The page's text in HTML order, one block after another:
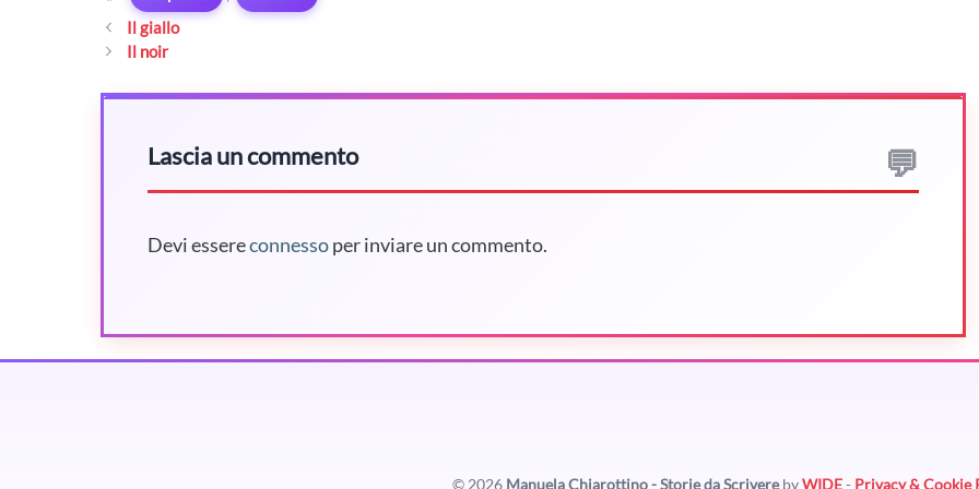
Il giallo
Il noir
Lascia un commento
Devi essereconnessoper inviare un commento.
© 2026 Manuela Chiarottino - Storie da ScriverebyWIDE- Privacy & Cookie